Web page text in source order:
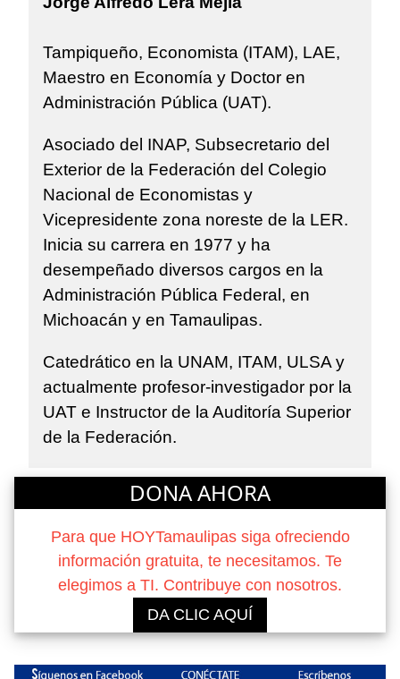
Tampiqueño, Economista (ITAM), LAE,
Maestro en Economía y Doctor en
Administración Pública (UAT).
Asociado del INAP, Subsecretario del
Exterior de la Federación del Colegio
Nacional de Economistas y
Vicepresidente zona noreste de la LER.
Inicia su carrera en 1977 y ha
desempeñado diversos cargos en la
Administración Pública Federal, en
Michoacán y en Tamaulipas.
Catedrático en la UNAM, ITAM, ULSA y
actualmente profesor-investigador por la
UAT e Instructor de la Auditoría Superior
de la Federación.
DONA AHORA
Para que HOYTamaulipas siga ofreciendo
información gratuita, te necesitamos. Te
elegimos a TI. Contribuye con nosotros.
DA CLIC AQUÍ